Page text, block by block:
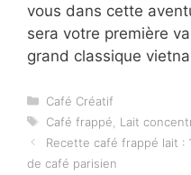
vous dans cette
sera votre première
grand classique
Catégories
Café Créatif
Étiquettes
Café frappé Lait
Recette café frappé lait :
de café parisien